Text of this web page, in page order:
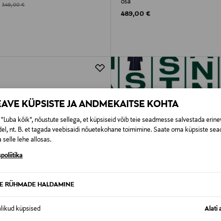
KÜPSISTE JA ANDMEKAITSE KOHTA
"Luba kõik", nõustute sellega, et küpsiseid võib teie seadmesse salvestada
nt. B. et tagada veebisaidi nõuetekohane toimimine. Saate oma küpsiste
selle lehe allosas.
RÜHMADE HALDAMINE
küpsised Alati
Price
Original Price
349,00 €
osa
Original Price
489,00 €